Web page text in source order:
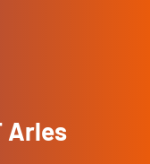
Arles